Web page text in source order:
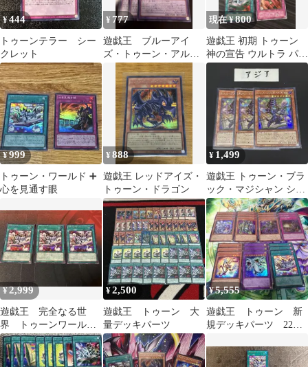
¥444
トゥーンテラー シー
クレット
¥ 777
遊戯王 ブルーアイ
ズ・トゥーン・アルテ
ィメットドラゴン ３
枚セット
現在 ¥800
遊戯王 初期 トゥーン
神の宣告 ウルトラ パラ
レル レア 引退品 まと
め売り
¥999
トゥーン・ワールド ➕
心を見通す眼
¥888
遊戯王 レッドアイズ・
トゥーン・ドラゴン
¥ 1,499
遊戯王 トゥーン・ブラ
ック・マジシャン シー
クレットレア
¥2,999
遊戯王 完全なる世
界 トゥーンワール
ド シークレット シ
ク 3枚
¥2,500
遊戯王 トゥーン 大
量デッキパーツ
¥5,555
遊戯王 トゥーン 新
規デッキパーツ 22種